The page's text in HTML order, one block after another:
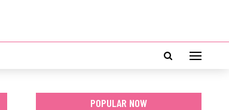
POPULAR NOW